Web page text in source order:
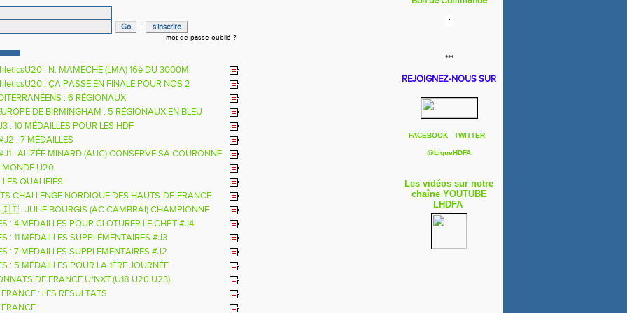
|
mot de passe oublié ?
: N. MAMECHE (LMA) 16è DU 3000M
: ÇA PASSE EN FINALE POUR NOS 2
: 6 RÉGIONAUX
DE BIRMINGHAM : 5 RÉGIONAUX EN BLEU
: 10 MÉDAILLES POUR LES HDF
: 7 MÉDAILLES
: ALIZÉE MINARD (AUC) CONSERVE SA COURONNE
MONDE U20
LES QUALIFIÉS
CHALLENGE NORDIQUE DES HAUTS-DE-FRANCE
: JULIE BOURGIS (AC CAMBRAI) CHAMPIONNE
U18 DE LA PERCHE
: 4 MÉDAILLES POUR CLOTURER LE CHPT #J4
: 11 MÉDAILLES SUPPLÉMENTAIRES #J3
: 7 MÉDAILLES SUPPLÉMENTAIRES #J2
: 5 MÉDAILLES POUR LA 1ÈRE JOURNÉE
DE FRANCE U*NXT (U18 U20 U23)
: LES RÉSULTATS
***
REJOIGNEZ-NOUS SUR
FACEBOOK TWITTER
@LigueHDFA
Les vidéos sur notre
chaîne YOUTUBE
LHDFA